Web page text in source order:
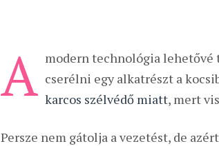
A modern technológia lehetővé
cserélni egy alkatrészt a
karcos szélvédő miatt, mert
Persze nem gátolja a vezetést, de